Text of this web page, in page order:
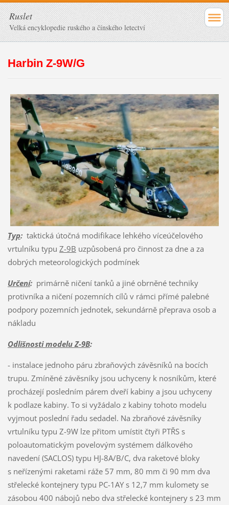
Ruslet
Velká encyklopedie ruského a čínského letectví
Harbin Z-9W/G
Typ:taktická útočná modifikace lehkého víceúčelového
vrtulníku typu Z-9B uzpůsobená pro činnost za dne a za
dobrých meteorologických podmínek
Určení:primárně ničení tanků a jiné obrněné techniky
protivníka a ničení pozemních cílů v rámci přímé palebné
podpory pozemních jednotek, sekundárně přeprava osob a
nákladu
Odlišnosti modelu Z-9B:
- instalace jednoho páru zbraňových závěsníků na bocích
trupu. Zmíněné závěsníky jsou uchyceny k nosníkům, které
procházejí posledním párem dveří kabiny a jsou uchyceny
k podlaze kabiny. To si vyžádalo z kabiny tohoto modelu
vyjmout poslední řadu sedadel. Na zbraňové závěsníky
vrtulníku typu Z-9W lze přitom umístit čtyři PTŘS s
poloautomatickým povelovým systémem dálkového
navedení (SACLOS) typu HJ-8A/B/C, dva raketové bloky
s neřízenými raketami ráže 57 mm, 80 mm či 90 mm dva
střelecké kontejnery typu PC-1AY s 12,7 mm kulomety se
zásobou 400 nábojů nebo dva střelecké kontejnery s 23 mm